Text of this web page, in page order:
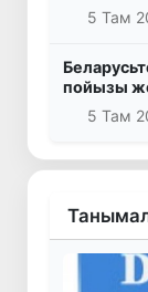
5 Там
пойызы
5 Там